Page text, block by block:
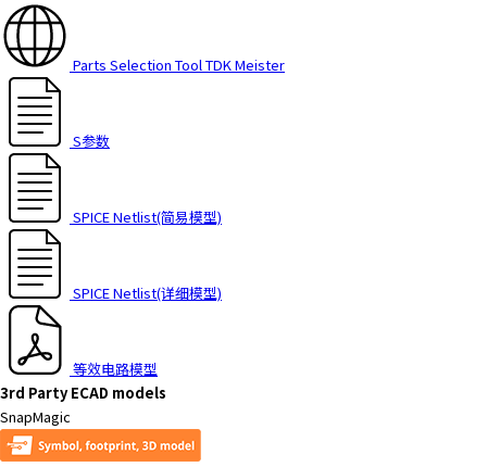
Parts Selection Tool TDK Meister
S参数
SPICE Netlist(简易模型)
SPICE Netlist(详细模型)
等效电路模型
3rd Party ECAD models
SnapMagic